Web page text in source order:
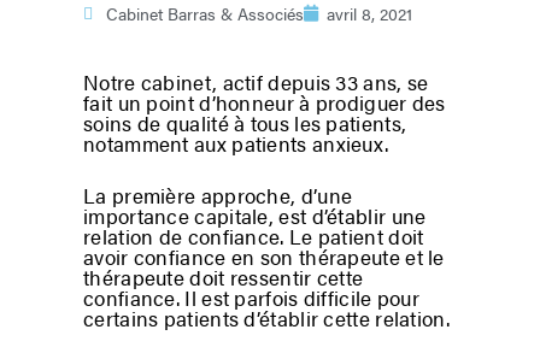
Cabinet Barras & Associés avril 8, 2021
Notre cabinet, actif depuis 33 ans, se
fait un point d’honneur à prodiguer des
soins de qualité à tous les patients,
notamment aux patients anxieux.
La première approche, d’une
importance capitale, est d’établir une
relation de confiance. Le patient doit
avoir confiance en son thérapeute et le
thérapeute doit ressentir cette
confiance. Il est parfois difficile pour
certains patients d’établir cette relation.